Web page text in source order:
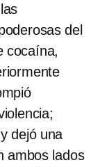
del
cocaína,
dejó una
ambos lados